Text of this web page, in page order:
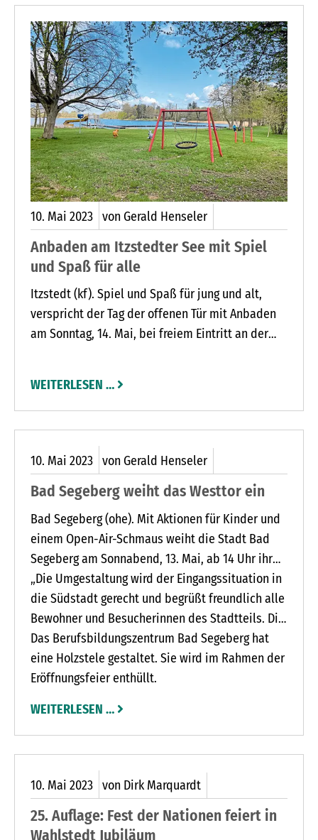
gebaut“, erinnert sich Birgit Norlund. Unschöne
Erinnerungen hat sie an den Hühnerbauern
Elfried Lübcke. Der ertränkte seine männlichen
Küken häufig in der Trave. Einmal gelang es Birgit
Norlund, ein Küken zu retten. Als sie es zu Hause
großgezogen hatte, bezichtigte Lübcke das
Mädchen des Diebstahls. „Ich musste den Hahn
zurückbringen“, sagt Birgit Norlund.
10. Mai 2023 von Gerald Henseler
Anbaden am Itzstedter See mit Spiel
und Spaß für alle
Itzstedt (kf). Spiel und Spaß für jung und alt,
verspricht der Tag der offenen Tür mit Anbaden
am Sonntag, 14. Mai, bei freiem Eintritt an der
WEITERLESEN …
10. Mai 2023 von Gerald Henseler
Bad Segeberg weiht das Westtor ein
Bad Segeberg (ohe). Mit Aktionen für Kinder und
einem Open-Air-Schmaus weiht die Stadt Bad
Segeberg am Sonnabend, 13. Mai, ab 14 Uhr ihr
Westtor ein. Acht Monate lang gestalteten
Handwerker die ehemalige Buswendeanlage um.
„Die Umgestaltung wird der Eingangssituation in
die Südstadt gerecht und begrüßt freundlich alle
Bewohner und Besucherinnen des Stadtteils. Die
Verbindung für Fußgänger und Radfahrerinnen
wurde gestärkt sowie eine barrierefreie Querung
des Platzes durch die Neugestaltung ermöglicht“,
Das Berufsbildungszentrum Bad Segeberg hat
eine Holzstele gestaltet. Sie wird im Rahmen der
Eröffnungsfeier enthüllt.
WEITERLESEN …
10. Mai 2023 von Dirk Marquardt
25. Auflage: Fest der Nationen feiert in
Wahlstedt Jubiläum